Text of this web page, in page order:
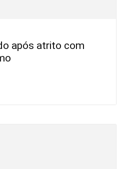
após atrito com